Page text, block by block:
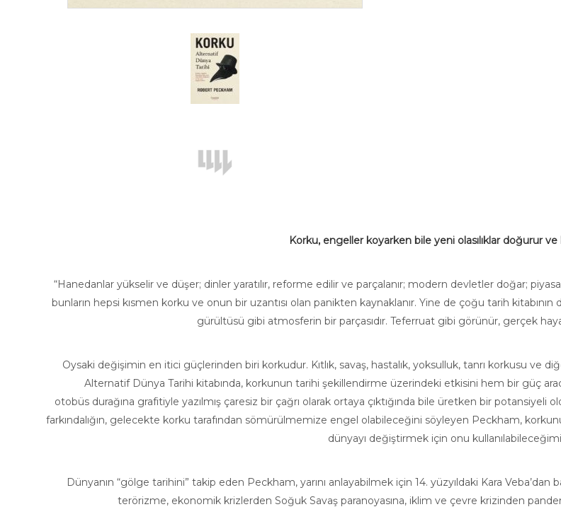
Korku, engeller koyarken bile yeni olasılıklar doğurur
“Hanedanlar yükselir ve düşer; dinler yaratılır, reforme edilir ve parçalanır; modern devletler doğar;
bunların hepsi kısmen korku ve onun bir uzantısı olan panikten kaynaklanır. Yine de çoğu tarih
gürültüsü gibi atmosferin bir parçasıdır. Teferruat gibi görünür, gerçek
Oysaki değişimin en itici güçlerinden biri korkudur. Kıtlık, savaş, hastalık, yoksulluk, tanrı korkusu ve
Alternatif Dünya Tarihi kitabında, korkunun tarihi şekillendirme üzerindeki etkisini hem bir güç
otobüs durağına grafitiyle yazılmış çaresiz bir çağrı olarak ortaya çıktığında bile üretken bir
farkındalığın, gelecekte korku tarafından sömürülmemize engel olabileceğini söyleyen Peckham,
dünyayı değiştirmek için onu
Dünyanın “gölge tarihini” takip eden Peckham, yarını anlayabilmek için 14. yüzyıldaki Kara Veba’dan
terörizme, ekonomik krizlerden Soğuk Savaş paranoyasına, iklim ve çevre krizinden